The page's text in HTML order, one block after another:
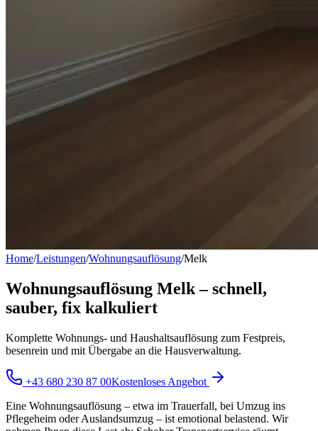
Home/Leistungen/Wohnungsauflösung/Melk
Wohnungsauflösung Melk – schnell,
sauber, fix kalkuliert
Komplette Wohnungs- und Haushaltsauflösung zum Festpreis,
besenrein und mit Übergabe an die Hausverwaltung.
+43 680 230 87 00Kostenloses Angebot
Eine Wohnungsauflösung – etwa im Trauerfall, bei Umzug ins
Pflegeheim oder Auslandsumzug – ist emotional belastend. Wir